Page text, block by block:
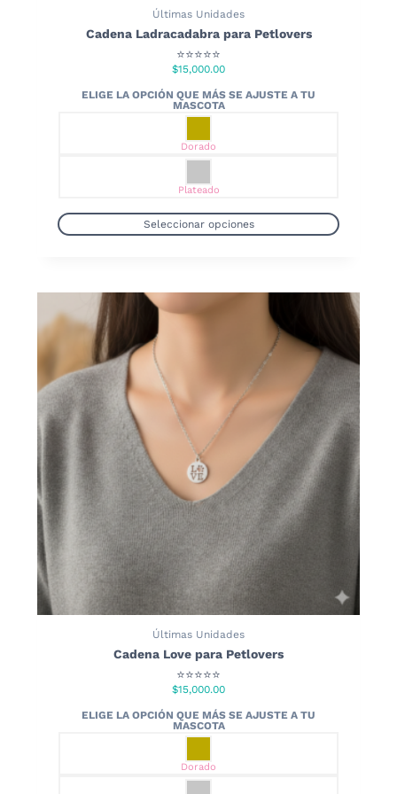
Últimas Unidades
Cadena Ladracadabra para Petlovers
⭐⭐⭐⭐⭐
$15,000.00
Dorado
Plateado
Seleccionar opciones
variantes.
pueden
elegir
la
página
de
producto
Últimas Unidades
Cadena Love para Petlovers
⭐⭐⭐⭐⭐
$15,000.00
Dorado